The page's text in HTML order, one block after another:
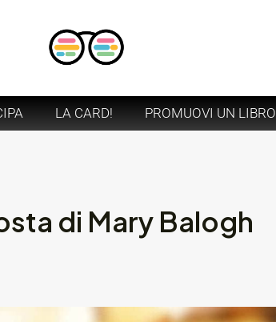
LA CARD! PROMUOVI UN LIBRO
di Mary Balogh